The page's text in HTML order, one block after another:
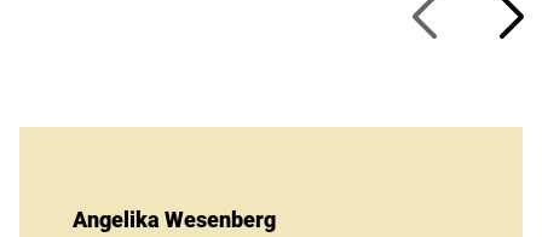
Angelika Wesenberg